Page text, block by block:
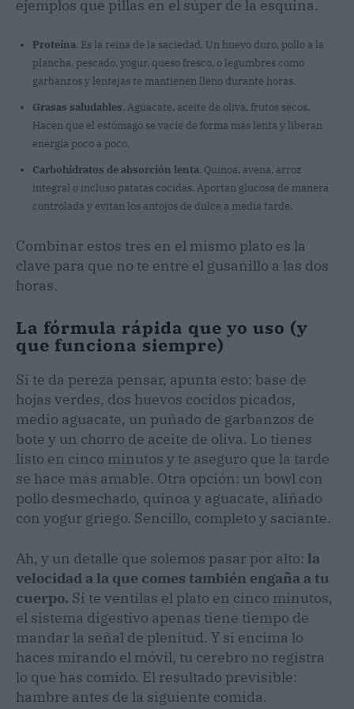
ejemplos que pillas en el súper de la esquina.
Proteína. Es la reina de la saciedad. Un huevo duro, pollo a la
plancha, pescado, yogur, queso fresco, o legumbres como
garbanzos y lentejas te mantienen lleno durante horas.
Grasas saludables. Aguacate, aceite de oliva, frutos secos.
Hacen que el estómago se vacíe de forma más lenta y liberan
energía poco a poco.
Carbohidratos de absorción lenta. Quinoa, avena, arroz
integral o incluso patatas cocidas. Aportan glucosa de manera
controlada y evitan los antojos de dulce a media tarde.
Combinar estos tres en el mismo plato es la
clave para que no te entre el gusanillo a las dos
horas.
La fórmula rápida que yo uso (y
que funciona siempre)
Si te da pereza pensar, apunta esto: base de
hojas verdes, dos huevos cocidos picados,
medio aguacate, un puñado de garbanzos de
bote y un chorro de aceite de oliva. Lo tienes
listo en cinco minutos y te aseguro que la tarde
se hace más amable. Otra opción: un bowl con
pollo desmechado, quinoa y aguacate, aliñado
con yogur griego. Sencillo, completo y saciante.
Ah, y un detalle que solemos pasar por alto: la
velocidad a la que comes también engaña a tu
cuerpo. Si te ventilas el plato en cinco minutos,
el sistema digestivo apenas tiene tiempo de
mandar la señal de plenitud. Y si encima lo
haces mirando el móvil, tu cerebro no registra
lo que has comido. El resultado previsible:
hambre antes de la siguiente comida.